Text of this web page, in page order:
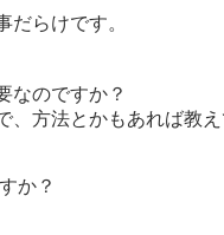
らけです。
なのですか？
方法とかもあれば教え
か？